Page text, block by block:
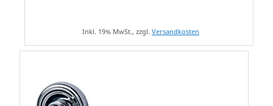
Inkl. 19% MwSt., zzgl. Versandkosten